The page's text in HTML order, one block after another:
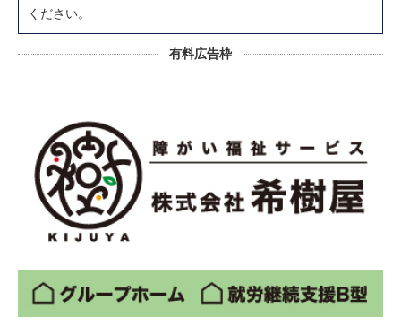
ください。
有料広告枠